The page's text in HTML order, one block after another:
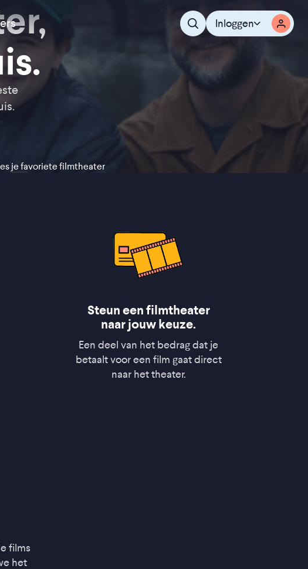
Inloggen
je favoriete filmtheater
Steun een filmtheater
naar jouw keuze.
Een deel van het bedrag dat je
betaalt voor een film gaat direct
naar het theater.
films
het